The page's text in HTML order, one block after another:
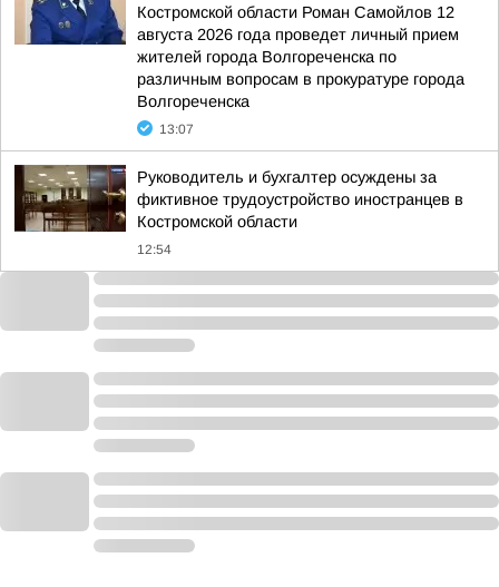
Костромской области Роман Самойлов 12
августа 2026 года проведет личный прием
жителей города Волгореченска по
различным вопросам в прокуратуре города
Волгореченска
13:07
Руководитель и бухгалтер осуждены за
фиктивное трудоустройство иностранцев в
Костромской области
12:54